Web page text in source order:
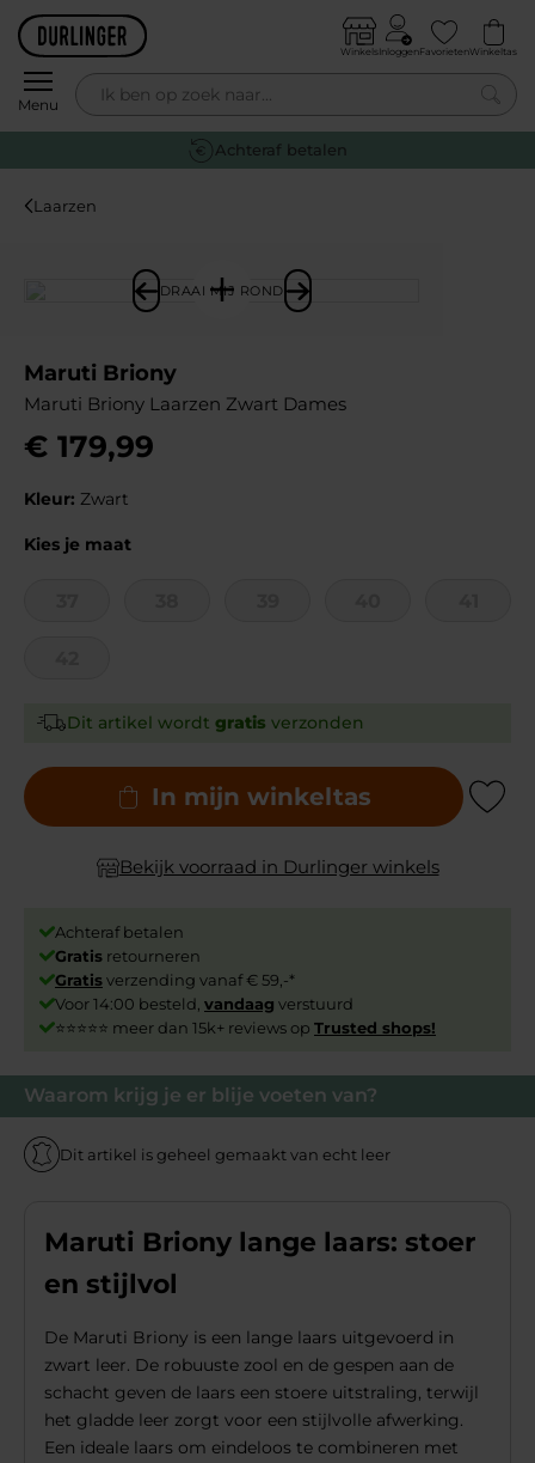
Skip to content
Menu
WinkelsInloggenFavorietenWinkeltas
0
Achteraf betalen
Laarzen
DRAAI MIJ ROND
Waarom krijg je er blije voeten van?
Dit artikel is geheel gemaakt van echt leer
Maruti Briony lange laars: stoer
en stijlvol
De Maruti Briony is een lange laars uitgevoerd in
zwart leer. De robuuste zool en de gespen aan de
schacht geven de laars een stoere uitstraling, terwijl
het gladde leer zorgt voor een stijlvolle afwerking.
Een ideale laars om eindeloos te combineren met
Maruti Briony
Maruti Briony Laarzen Zwart Dames
€ 179,99
Kleur: Zwart
Kies je maat
Dit artikel wordt gratis verzonden
In mijn winkeltas Add to
Bekijk voorraad in Durlinger winkels
Achteraf betalen
Gratis retourneren
Gratisverzending vanaf € 59,-*
Voor 14:00 besteld, vandaag verstuurd
⭐⭐⭐⭐⭐ meer dan 15k+ reviews op Trusted shops!